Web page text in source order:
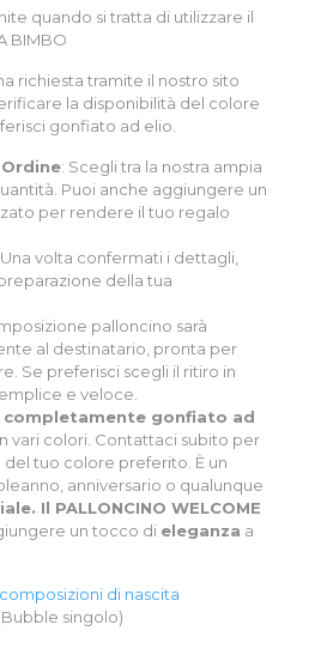
quando si tratta di utilizzare il
BIMBO
richiesta tramite il nostro sito
la disponibilità del colore
gonfiato ad elio.
: Scegli tra la nostra ampia
Puoi anche aggiungere un
per rendere il tuo regalo
Una volta confermati i dettagli,
della tua
palloncino sarà
al destinatario, pronta per
Se preferisci scegli il ritiro in
e veloce.
completamente gonfiato ad
vari colori. Contattaci subito per
tuo colore preferito. È un
anniversario o qualunque
Il PALLONCINO WELCOME
un tocco di eleganza a
di nascita
singolo)